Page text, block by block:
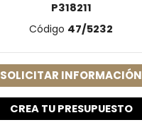
P318211
Código 47/5232
SOLICITAR INFORMACIÓN
CREA TU PRESUPUESTO